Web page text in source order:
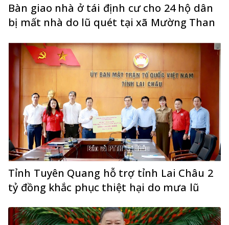
Bàn giao nhà ở tái định cư cho 24 hộ dân
bị mất nhà do lũ quét tại xã Mường Than
Tỉnh Tuyên Quang hỗ trợ tỉnh Lai Châu 2
tỷ đồng khắc phục thiệt hại do mưa lũ